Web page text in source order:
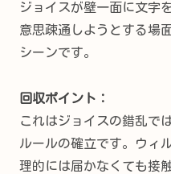
ジョイスが壁一面に文字
意思疎通しようとする場
シーンです。
回収ポイント：
これはジョイスの錯乱
ルールの確立です。ウィ
理的には届かなくても接